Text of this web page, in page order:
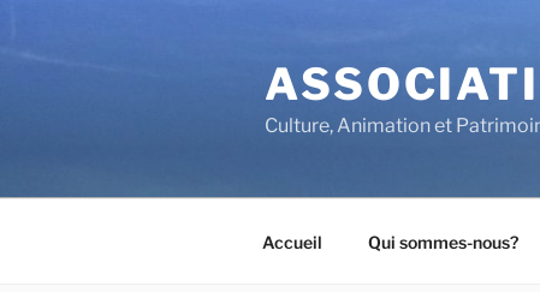
Culture, Animation et
Accueil Qui sommes-nous?